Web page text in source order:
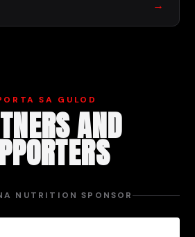
→
SA GULOD
AND
NUTRITION SPONSOR